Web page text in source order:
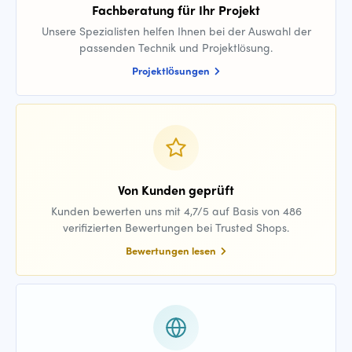
Fachberatung für Ihr Projekt
Unsere Spezialisten helfen Ihnen bei der Auswahl der
passenden Technik und Projektlösung.
Projektlösungen
Von Kunden geprüft
Kunden bewerten uns mit 4,7/5 auf Basis von 486
verifizierten Bewertungen bei Trusted Shops.
Bewertungen lesen